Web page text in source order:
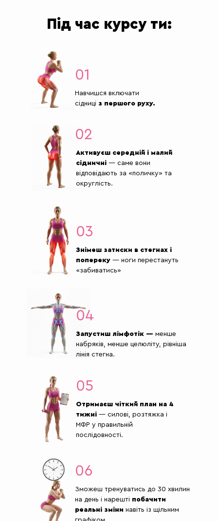
Під час курсу ти:
01
Навчишся включати
сідниці з першого руху.
02
Активуєш середній і малий
сідничні — саме вони
відповідають за «поличку» та
округлість.
03
Знімеш затиски в стегнах і
попереку — ноги перестануть
«забиватись»
04
Запустиш лімфотік — менше
набряків, менше целюліту, рівніша
лінія стегна.
05
Отримаєш чіткий план на 4
тижні — силові, розтяжка і
МФР у правильній
послідовності.
06
Зможеш тренуватись до 30 хвилин
на день і нарешті побачити
реальні зміни навіть із щільним